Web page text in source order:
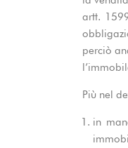
artt.
perciò
Più nel
in